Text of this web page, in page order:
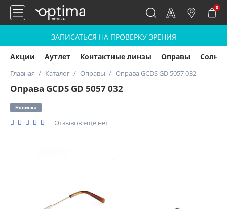
0
ЗАПИСАТЬСЯ НА ПРОВЕРКУ ЗРЕНИЯ
Акции Аутлет Контактные линзы Оправы
Главная Каталог Оправы Оправа GCDS GD 5057 032
Оправа GCDS GD 5057 032
Новинка
Отзывов еще нет